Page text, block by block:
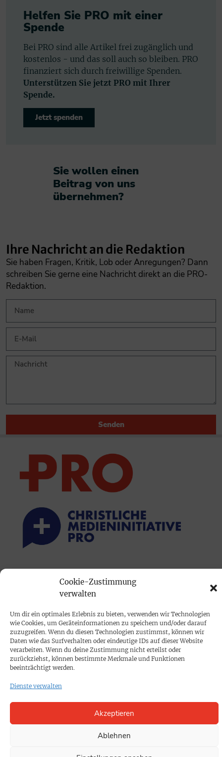
Cookie-Zustimmung
verwalten
Um dir ein optimales Erlebnis zu bieten, verwenden wir Technologien
wie Cookies, um Geräteinformationen zu speichern und/oder darauf
zuzugreifen. Wenn du diesen Technologien zustimmst, können wir
Daten wie das Surfverhalten oder eindeutige IDs auf dieser Website
verarbeiten. Wenn du deine Zustimmung nicht erteilst oder
zurückziehst, können bestimmte Merkmale und Funktionen
beeinträchtigt werden.
Dienste verwalten
Akzeptieren
Ablehnen
Helfen Sie PRO mit einer
Spende
Bei PRO sind alle Artikel frei zugänglich und
kostenlos - und das soll auch so bleiben. PRO
finanziert sich durch freiwillige Spenden.
Unterstützen Sie jetzt PRO mit Ihrer
Spende.
Jetzt spenden
Sie wollen einen
Beitrag von uns
übernehmen?​
Ihre Nachricht an die Redaktion
Sie haben Fragen, Kritik, Lob oder Anregungen? Dann
schreiben Sie gerne eine Nachricht direkt an die PRO-
Redaktion.
Senden
Mediadaten
PROKOMPAKT
Impressum
SPENDEN
Cookie-Richtlinie